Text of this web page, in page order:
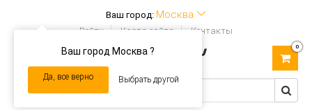
Ваш город: Москва
Ваш город Москва ?
Да, все верно Выбрать другой
Войти Карта сайта Контакты
navigation
0